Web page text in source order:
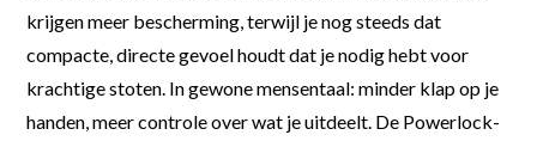
krijgen meer bescherming, terwijl je nog steeds dat
compacte, directe gevoel houdt dat je nodig hebt voor
krachtige stoten. In gewone mensentaal: minder klap op je
handen, meer controle over wat je uitdeelt. De Powerlock-